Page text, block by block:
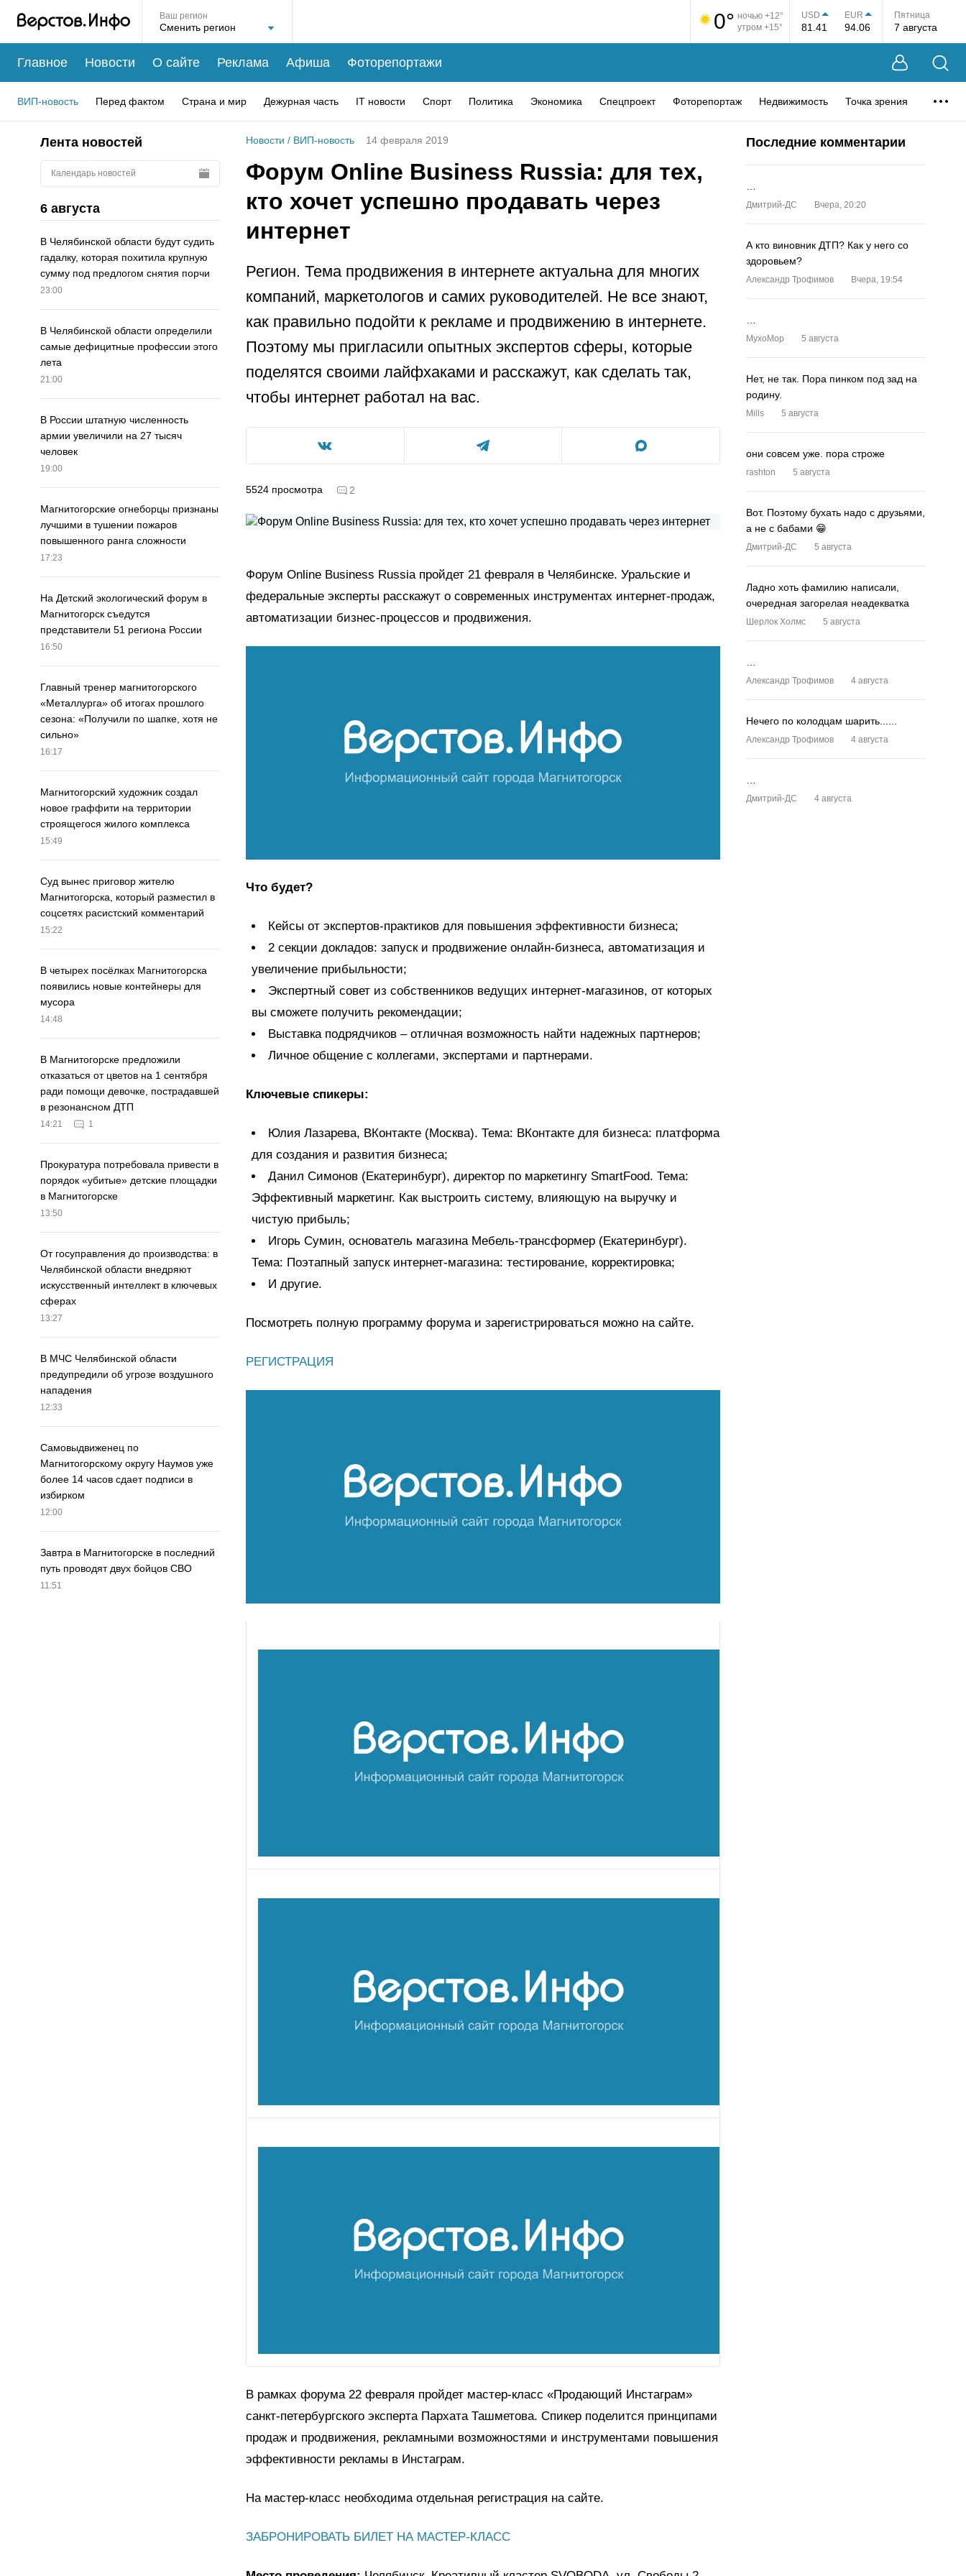
Ваш регион 0° ночью +12°
утром +15°
USD
81.41
EUR
94.06
Пятница
7 августа
Главное Новости О сайте Реклама Афиша Фоторепортажи
ВИП-новость Перед фактом Страна и мир Дежурная часть IT новости Спорт Политика Экономика Спецпроект Фоторепортаж Недвижимость Точка зрения
Лента новостей
Календарь новостей
6 августа
В Челябинской области будут судить
гадалку, которая похитила крупную
сумму под предлогом снятия порчи
23:00
В Челябинской области определили
самые дефицитные профессии этого
лета
21:00
В России штатную численность
армии увеличили на 27 тысяч
человек
19:00
Магнитогорские огнеборцы признаны
лучшими в тушении пожаров
повышенного ранга сложности
17:23
На Детский экологический форум в
Магнитогорск съедутся
представители 51 региона России
16:50
Главный тренер магнитогорского
«Металлурга» об итогах прошлого
сезона: «Получили по шапке, хотя не
сильно»
16:17
Магнитогорский художник создал
новое граффити на территории
строящегося жилого комплекса
15:49
Суд вынес приговор жителю
Магнитогорска, который разместил в
соцсетях расистский комментарий
15:22
В четырех посёлках Магнитогорска
появились новые контейнеры для
мусора
14:48
В Магнитогорске предложили
отказаться от цветов на 1 сентября
ради помощи девочке, пострадавшей
в резонансном ДТП
14:21 1
Прокуратура потребовала привести в
порядок «убитые» детские площадки
в Магнитогорске
13:50
От госуправления до производства: в
Челябинской области внедряют
искусственный интеллект в ключевых
сферах
13:27
В МЧС Челябинской области
предупредили об угрозе воздушного
нападения
12:33
Самовыдвиженец по
Магнитогорскому округу Наумов уже
более 14 часов сдает подписи в
избирком
12:00
Завтра в Магнитогорске в последний
путь проводят двух бойцов СВО
11:51
Новости / ВИП-новость 14 февраля 2019
Форум Online Business Russia: для тех,
кто хочет успешно продавать через
интернет
Регион. Тема продвижения в интернете актуальна для многих
компаний, маркетологов и самих руководителей. Не все знают,
как правильно подойти к рекламе и продвижению в интернете.
Поэтому мы пригласили опытных экспертов сферы, которые
поделятся своими лайфхаками и расскажут, как сделать так,
чтобы интернет работал на вас.
5524 просмотра 2
Форум Online Business Russia пройдет 21 февраля в Челябинске. Уральские и
федеральные эксперты расскажут о современных инструментах интернет-продаж,
автоматизации бизнес-процессов и продвижения.
Что будет?
Кейсы от экспертов-практиков для повышения эффективности бизнеса;
2 секции докладов: запуск и продвижение онлайн-бизнеса, автоматизация и
увеличение прибыльности;
Экспертный совет из собственников ведущих интернет-магазинов, от которых
вы сможете получить рекомендации;
Выставка подрядчиков – отличная возможность найти надежных партнеров;
Личное общение с коллегами, экспертами и партнерами.
Ключевые спикеры:
Юлия Лазарева, ВКонтакте (Москва). Тема: ВКонтакте для бизнеса: платформа
для создания и развития бизнеса;
Данил Симонов (Екатеринбург), директор по маркетингу SmartFood. Тема:
Эффективный маркетинг. Как выстроить систему, влияющую на выручку и
чистую прибыль;
Игорь Сумин, основатель магазина Мебель-трансформер (Екатеринбург).
Тема: Поэтапный запуск интернет-магазина: тестирование, корректировка;
И другие.
Посмотреть полную программу форума и зарегистрироваться можно на сайте.
РЕГИСТРАЦИЯ
В рамках форума 22 февраля пройдет мастер-класс «Продающий Инстаграм»
санкт-петербургского эксперта Пархата Ташметова. Спикер поделится принципами
продаж и продвижения, рекламными возможностями и инструментами повышения
эффективности рекламы в Инстаграм.
На мастер-класс необходима отдельная регистрация на сайте.
ЗАБРОНИРОВАТЬ БИЛЕТ НА МАСТЕР-КЛАСС
Последние комментарии
Дмитрий-ДС Вчера, 20:20
А кто виновник ДТП? Как у него со
здоровьем?
Александр Трофимов Вчера, 19:54
MyxoMop 5 августа
Нет, не так. Пора пинком под зад на
родину.
Mills 5 августа
они совсем уже. пора строже
rashton 5 августа
Вот. Поэтому бухать надо с друзьями,
а не с бабами 😁
Дмитрий-ДС 5 августа
Ладно хоть фамилию написали,
очередная загорелая неадекватка
Шерлок Холмс 5 августа
Александр Трофимов 4 августа
Нечего по колодцам шарить......
Александр Трофимов 4 августа
Дмитрий-ДС 4 августа